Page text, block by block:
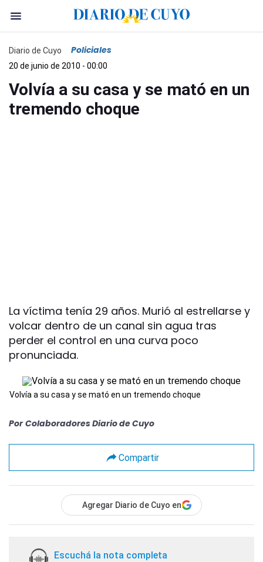
Diario de Cuyo Policiales
20 de junio de 2010 - 00:00
Volvía a su casa y se mató en un
tremendo choque
La víctima tenía 29 años. Murió al estrellarse y
volcar dentro de un canal sin agua tras
perder el control en una curva poco
pronunciada.
Volvía a su casa y se mató en un tremendo choque
Por Colaboradores Diario de Cuyo
Compartir
Agregar Diario de Cuyo en
Escuchá la nota completa